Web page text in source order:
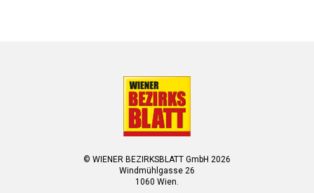
© WIENER BEZIRKSBLATT GmbH 2026
Windmühlgasse 26
1060 Wien.